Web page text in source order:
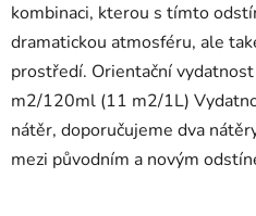
kombinaci, kterou s tímto
dramatickou atmosféru, ale
prostředí. Orientační
m2/120ml (11 m2/1L)
nátěr, doporučujeme dva
mezi původním a novým